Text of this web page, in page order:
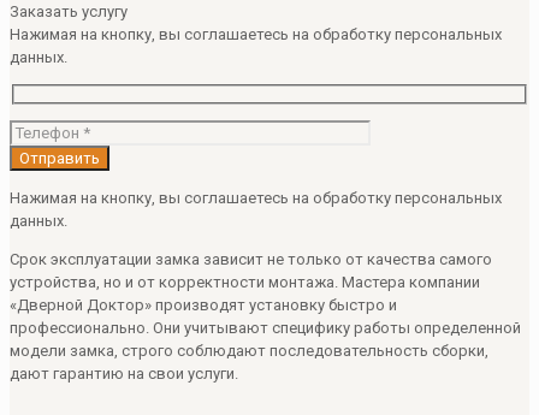
Заказать услугу
Нажимая на кнопку, вы соглашаетесь на обработку персональных
данных.
Нажимая на кнопку, вы соглашаетесь на обработку персональных
данных.
Срок эксплуатации замка зависит не только от качества самого
устройства, но и от корректности монтажа. Мастера компании
«Дверной Доктор» производят установку быстро и
профессионально. Они учитывают специфику работы определенной
модели замка, строго соблюдают последовательность сборки,
дают гарантию на свои услуги.